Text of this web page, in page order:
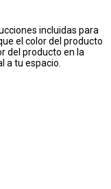
incluidas para
el color del producto
del producto en la
a tu espacio.